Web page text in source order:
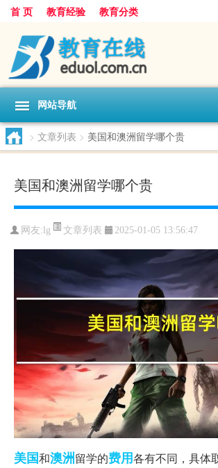
首 页 教育经验 教育分类
网站导航
> 文章列表 > 美国和澳洲留学哪个贵
美国和澳洲留学哪个贵
网友: lg 文章列表 2025-01-05 13:56:47
美国和澳洲留学的费用各有不同，具体